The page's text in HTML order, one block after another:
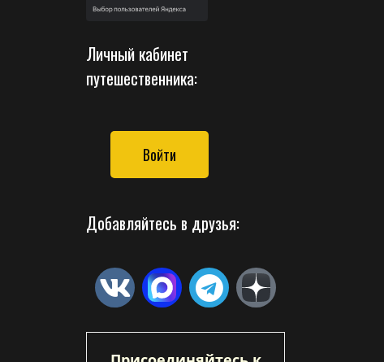
Личный кабинет
путешественника:
Войти
Добавляйтесь в друзья: